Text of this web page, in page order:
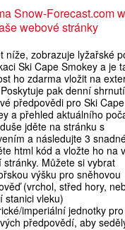
Snow-Forecast.com
webové stránky
níže, zobrazuje lyžařské
Ski Cape Smokey a je
ho zdarma vložit na
pak denní
předpovědi pro Ski Cape
a přehled aktuálního
jděte na stránku s
a následujte 3
html kód a vložte ho na
stránky. Můžete si vybrat
výšku pro sněhovou
(vrchol, střed hory,
stanici vleku)
imperiální jednotky
předpovědí, aby